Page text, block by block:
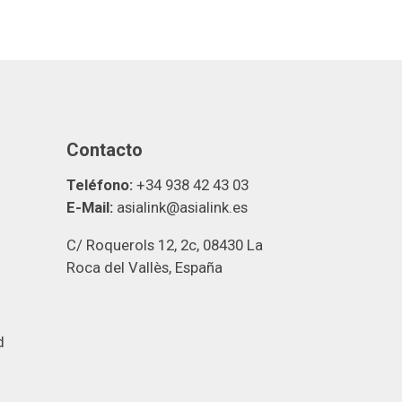
Contacto
Teléfono: +34 938 42 43 03
E-Mail: asialink@asialink.es
C/ Roquerols 12, 2c, 08430 La
Roca del Vallès, España